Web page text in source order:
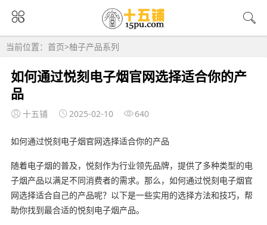
当前位置： 首页>柚子产品系列
如何通过悦刻电子烟官网选择适合你的产
品
十五铺 2025-02-10 640
如何通过悦刻电子烟官网选择适合你的产品
随着电子烟的普及，悦刻作为行业领先品牌，提供了多种类型的电
子烟产品以满足不同消费者的需求。那么，如何通过悦刻电子烟官
网选择适合自己的产品呢？以下是一些实用的选择方法和技巧，帮
助你找到最合适的悦刻电子烟产品。